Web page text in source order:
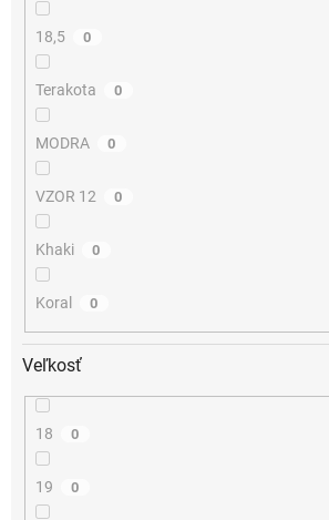
18,5 0
Terakota 0
MODRA 0
VZOR 12 0
Khaki 0
Koral 0
Veľkosť
18 0
19 0